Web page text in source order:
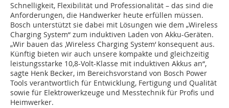
Schnelligkeit, Flexibilität und Professionalität – das sind die
Anforderungen, die Handwerker heute erfüllen müssen.
Bosch unterstützt sie dabei mit Lösungen wie dem „Wireless
Charging System“ zum induktiven Laden von Akku-Geräten.
„Wir bauen das ‚Wireless Charging System‘ konsequent aus.
Künftig bieten wir auch unsere kompakte und gleichzeitig
leistungsstarke 10,8-Volt-Klasse mit induktiven Akkus an“,
sagte Henk Becker, im Bereichsvorstand von Bosch Power
Tools verantwortlich für Entwicklung, Fertigung und Qualität
sowie für Elektrowerkzeuge und Messtechnik für Profis und
Heimwerker.